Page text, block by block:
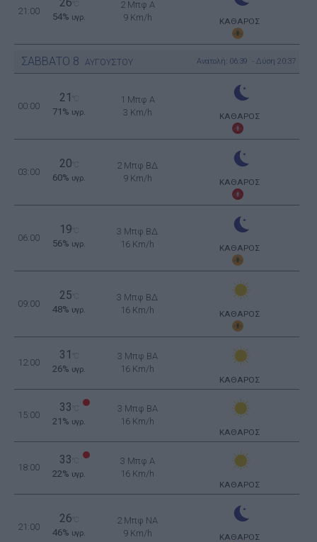
21:00
26
54% υγρ.
2 Μπφ Α
9 Km/h
ΚΑΘΑΡΟΣ
ΣΑΒΒΑΤΟ 8 ΑΥΓΟΥΣΤΟΥ Ανατολή: 06:39 - Δύση 20:37
00:00
21
71% υγρ.
1 Μπφ Α
3 Km/h
ΚΑΘΑΡΟΣ
03:00
20
60% υγρ.
2 Μπφ ΒΔ
9 Km/h
ΚΑΘΑΡΟΣ
06:00
19
56% υγρ.
3 Μπφ ΒΔ
16 Km/h
ΚΑΘΑΡΟΣ
09:00
25
48% υγρ.
3 Μπφ ΒΔ
16 Km/h
ΚΑΘΑΡΟΣ
12:00
31
26% υγρ.
3 Μπφ BA
16 Km/h
ΚΑΘΑΡΟΣ
15:00
33
21% υγρ.
3 Μπφ BA
16 Km/h
ΚΑΘΑΡΟΣ
18:00
33
22% υγρ.
3 Μπφ Α
16 Km/h
ΚΑΘΑΡΟΣ
21:00
26
46% υγρ.
2 Μπφ NA
9 Km/h
ΚΑΘΑΡΟΣ